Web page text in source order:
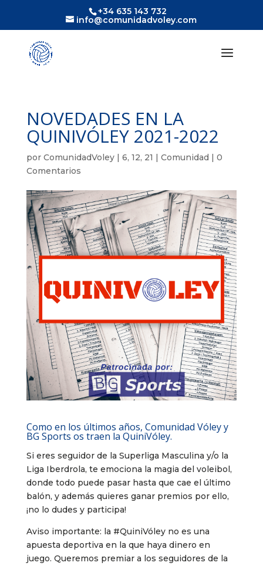
+34 635 143 732
info@comunidadvoley.com
NOVEDADES EN LA
QUINIVÓLEY 2021-2022
por ComunidadVoley| 6, 12, 21 | Comunidad | 0
Comentarios
Como en los últimos años, Comunidad Vóley y
BG Sports os traen la QuiniVóley.
Si eres seguidor de la Superliga Masculina y/o la
Liga Iberdrola, te emociona la magia del voleibol,
donde todo puede pasar hasta que cae el último
balón, y además quieres ganar premios por ello,
¡no lo dudes y participa!
Aviso importante: la #QuiniVóley no es una
apuesta deportiva en la que haya dinero en
juego. Queremos premiar a los seguidores de la